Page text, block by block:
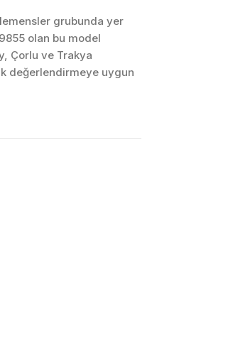
grubunda yer
olan bu model
Çorlu ve Trakya
değerlendirmeye uygun